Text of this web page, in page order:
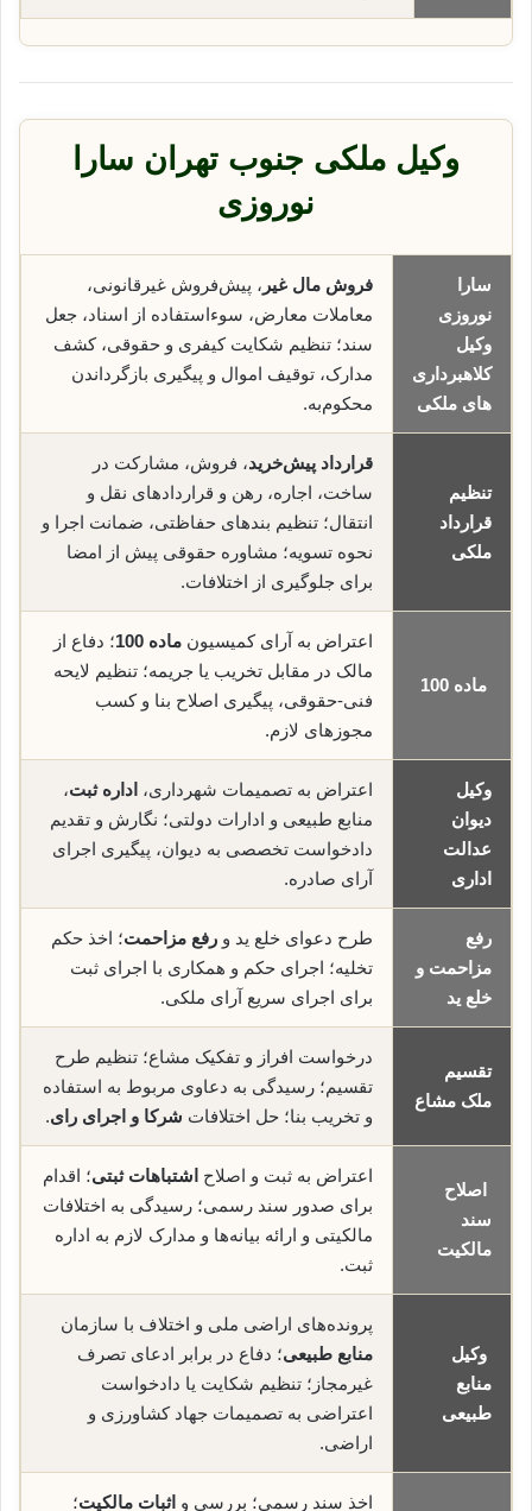
وکیل ملکی جنوب تهران سارا
نوروزی
سارا
نوروزی
وکیل
کلاهبرداری
های ملکی
فروش مال غیر ، پیش‌فروش غیرقانونی،
معاملات معارض، سوء‌استفاده از اسناد، جعل
سند؛ تنظیم شکایت کیفری و حقوقی، کشف
مدارک، توقیف اموال و پیگیری بازگرداندن
محکوم‌به.
تنظیم
قرارداد
ملکی
قرارداد پیش‌خرید، فروش، مشارکت در
ساخت، اجاره، رهن و قراردادهای نقل و
انتقال؛ تنظیم بندهای حفاظتی، ضمانت اجرا و
نحوه تسویه؛ مشاوره حقوقی پیش از امضا
برای جلوگیری از اختلافات.
ماده 100
اعتراض به آرای کمیسیون ماده 100
؛ دفاع از
مالک در مقابل تخریب یا جریمه؛ تنظیم لایحه
فنی-حقوقی، پیگیری اصلاح بنا و کسب
مجوزهای لازم.
وکیل
دیوان
عدالت
اداری
اعتراض به تصمیمات شهرداری، اداره ثبت،
منابع طبیعی و ادارات دولتی؛ نگارش و تقدیم
دادخواست تخصصی به دیوان، پیگیری اجرای
آرای صادره.
رفع
مزاحمت و
خلع ید
طرح دعوای خلع ید و رفع مزاحمت؛ اخذ حکم
تخلیه؛ اجرای حکم و همکاری با اجرای ثبت
برای اجرای سریع آرای ملکی.
تقسیم
ملک مشاع
درخواست افراز و تفکیک مشاع؛ تنظیم طرح
تقسیم؛ رسیدگی به دعاوی مربوط به استفاده
و تخریب بنا؛ حل اختلافات شرکا و اجرای رای.
اصلاح
سند
مالکیت
اعتراض به ثبت و اصلاح اشتباهات ثبتی؛ اقدام
برای صدور سند رسمی؛ رسیدگی به اختلافات
مالکیتی و ارائه بیانه‌ها و مدارک لازم به اداره
ثبت.
وکیل
منابع
طبیعی
پرونده‌های اراضی ملی و اختلاف با سازمان
منابع طبیعی؛ دفاع در برابر ادعای تصرف
غیرمجاز؛ تنظیم شکایت یا دادخواست
اعتراضی به تصمیمات جهاد کشاورزی و
اراضی.
اخذ سند رسمی؛ بررسی و اثبات مالکیت؛